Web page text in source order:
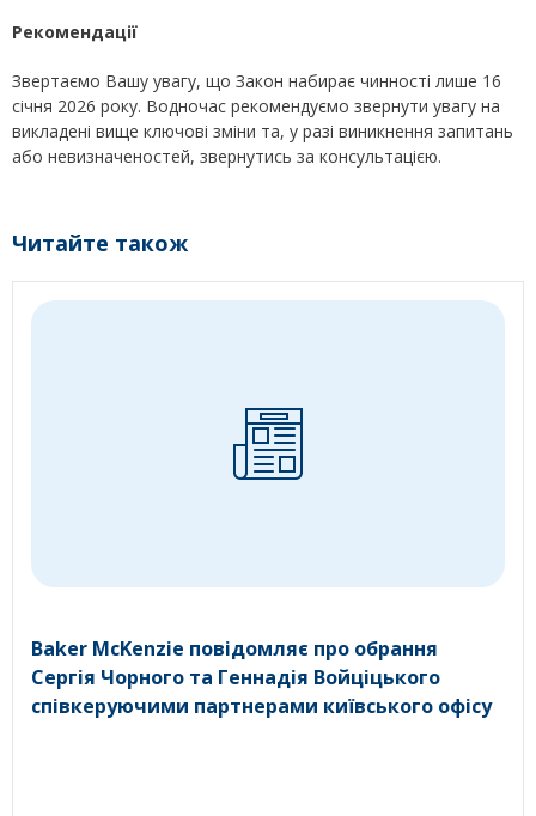
Рекомендації
Звертаємо Вашу увагу, що Закон набирає чинності лише 16
січня 2026 року. Водночас рекомендуємо звернути увагу на
викладені вище ключові зміни та, у разі виникнення запитань
або невизначеностей, звернутись за консультацією.
Читайте також
Baker McKenzie повідомляє про обрання
Сергія Чорного та Геннадія Войціцького
співкеруючими партнерами київського офісу